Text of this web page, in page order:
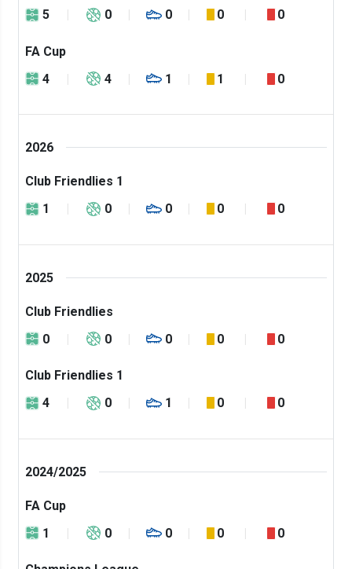
5
0 0 0 0
FA Cup
4
4 1 1 0
2026
Club Friendlies 1
1
0 0 0 0
2025
Club Friendlies
0
0 0 0 0
Club Friendlies 1
4
0 1 0 0
2024/2025
FA Cup
1
0 0 0 0